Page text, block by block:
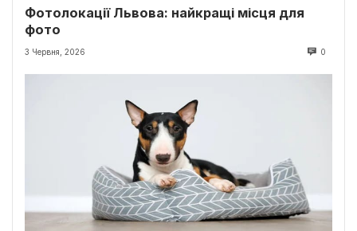
Фотолокації Львова: найкращі місця для
фото
3 Червня, 2026 0